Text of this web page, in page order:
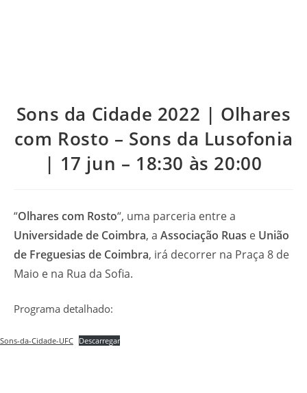
Sons da Cidade 2022 | Olhares
com Rosto – Sons da Lusofonia
| 17 jun – 18:30 às 20:00
“Olhares com Rosto“, uma parceria entre a
Universidade de Coimbra, a Associação Ruas e União
de Freguesias de Coimbra, irá decorrer na Praça 8 de
Maio e na Rua da Sofia.
Programa detalhado:
Sons-da-Cidade-UFC Descarregar